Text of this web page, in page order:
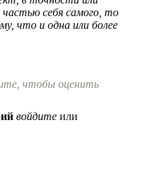
себя самого, то
что и одна или более
чтобы оценить
войдите или